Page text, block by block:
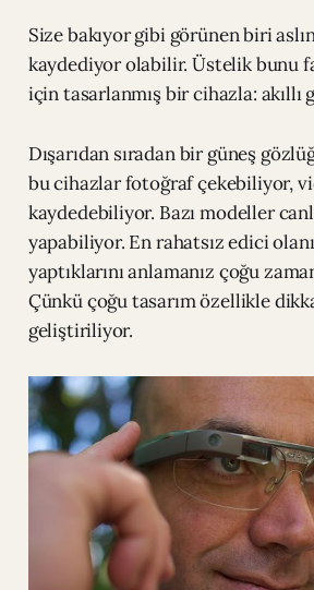
Size bakıyor gibi görünen biri
kaydediyor olabilir. Üstelik bunu
için tasarlanmış bir cihazla: akıllı
Dışarıdan sıradan bir güneş
bu cihazlar fotoğraf çekebiliyor,
kaydedebiliyor. Bazı modeller
yapabiliyor. En rahatsız edici
yaptıklarını anlamanız çoğu
Çünkü çoğu tasarım özellikle
geliştiriliyor.